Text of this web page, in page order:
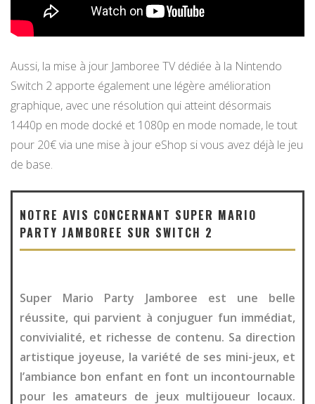
Aussi, la mise à jour Jamboree TV dédiée à la Nintendo
Switch 2 apporte également une légère amélioration
graphique, avec une résolution qui atteint désormais
1440p en mode docké et 1080p en mode nomade, le tout
pour 20€ via une mise à jour eShop si vous avez déjà le jeu
de base.
NOTRE AVIS CONCERNANT SUPER MARIO
PARTY JAMBOREE SUR SWITCH 2
Super Mario Party Jamboree est une belle
réussite, qui parvient à conjuguer fun immédiat,
convivialité, et richesse de contenu. Sa direction
artistique joyeuse, la variété de ses mini-jeux, et
l’ambiance bon enfant en font un incontournable
pour les amateurs de jeux multijoueur locaux.